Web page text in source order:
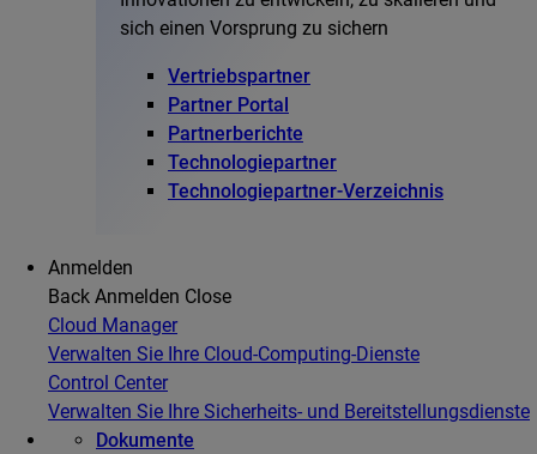
sich einen Vorsprung zu sichern
Vertriebspartner
Partner Portal
Partnerberichte
Technologiepartner
Technologiepartner-Verzeichnis
Anmelden
Back Anmelden Close
Cloud Manager
Verwalten Sie Ihre Cloud-Computing-Dienste
Control Center
Verwalten Sie Ihre Sicherheits- und Bereitstellungsdienste
Dokumente